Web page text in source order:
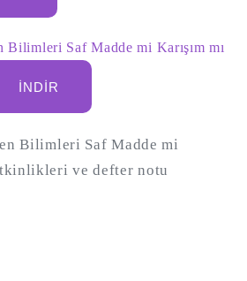
Bilimleri Saf Madde mi Karışım mı
İNDIR
Bilimleri Saf Madde mi
ve defter notu